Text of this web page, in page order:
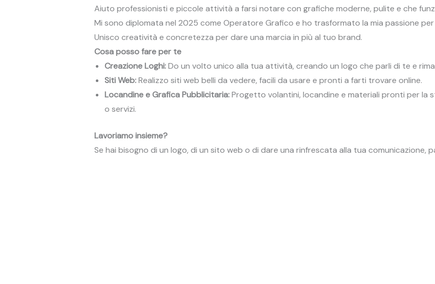
Aiuto professionisti e piccole attività a farsi notare con grafiche moderne, pulite e che
Mi sono diplomata nel 2025 come Operatore Grafico e ho trasformato la mia passione per
Unisco creatività e concretezza per dare una marcia in più al tuo brand.
Cosa posso fare per te
Creazione Loghi:Do un volto unico alla tua attività, creando un logo che parli di te e
Siti Web:Realizzo siti web belli da vedere, facili da usare e pronti a farti trovare online.
Locandine e Grafica Pubblicitaria:Progetto volantini, locandine e materiali pronti per la
o servizi.
Lavoriamo insieme?
Se hai bisogno di un logo, di un sito web o di dare una rinfrescata alla tua comunicazione,